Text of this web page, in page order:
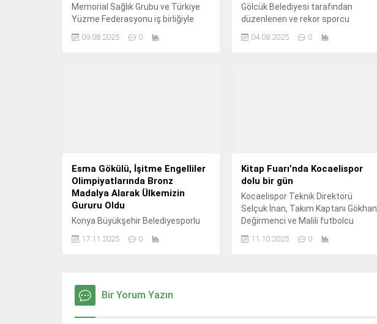
Memorial Sağlık Grubu ve Türkiye
Yüzme Federasyonu iş birliğiyle
toplumun sağlıklı yaşam
alışkanlıkları konusunda
09.08.2025 0
Gölcük Belediyesi tarafından
düzenlenen ve rekor sporcu
katılımının olduğu Mehmet Sezer
Sokak Basketbolu Turnuvası, final
04.08.2025 0
Esma Gökülü, İşitme Engelliler
Olimpiyatlarında Bronz
Madalya Alarak Ülkemizin
Gururu Oldu
Konya Büyükşehir Belediyesporlu
Tokyo 2025 İşitme Engelliler Yaz
17.11.2025 0
Kitap Fuarı’nda Kocaelispor
dolu bir gün
Kocaelispor Teknik Direktörü
Selçuk İnan, Takım Kaptanı Gökhan
Değirmenci ve Malili futbolcu
11.10.2025 0
Bir Yorum Yazın